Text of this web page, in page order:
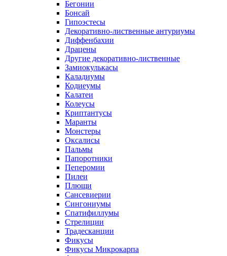
Бегонии
Бонсай
Гипоэстесы
Декоративно-лиственные антуриумы
Диффенбахии
Драцены
Другие декоративно-лиственные
Замиокулькасы
Каладиумы
Кодиеумы
Калатеи
Колеусы
Криптантусы
Маранты
Монстеры
Оксалисы
Пальмы
Папоротники
Пеперомии
Пилеи
Плющи
Сансевиерии
Сингониумы
Спатифиллумы
Стрелиции
Традесканции
Фикусы
Фикусы Микрокарпа